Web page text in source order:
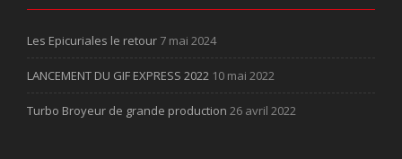
Les Epicuriales le retour 7 mai 2024
LANCEMENT DU GIF EXPRESS 2022 10 mai 2022
Turbo Broyeur de grande production 26 avril 2022